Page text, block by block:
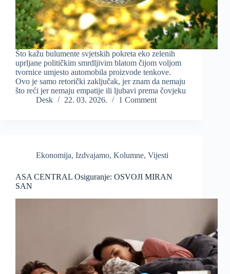
Što kažu bulumente svjetskih pokreta eko zelenih
uprljane političkim smrdljivim blatom čijom voljom
tvornice umjesto automobila proizvode tenkove.
Ovo je samo retorički zaključak, jer znam da nemaju
što reći jer nemaju empatije ili ljubavi prema čovjeku
Desk
22. 03. 2026. 1 Comment
Ekonomija, Izdvajamo, Kolumne, Vijesti
ASA CENTRAL Osiguranje: OSVOJI MIRAN
SAN